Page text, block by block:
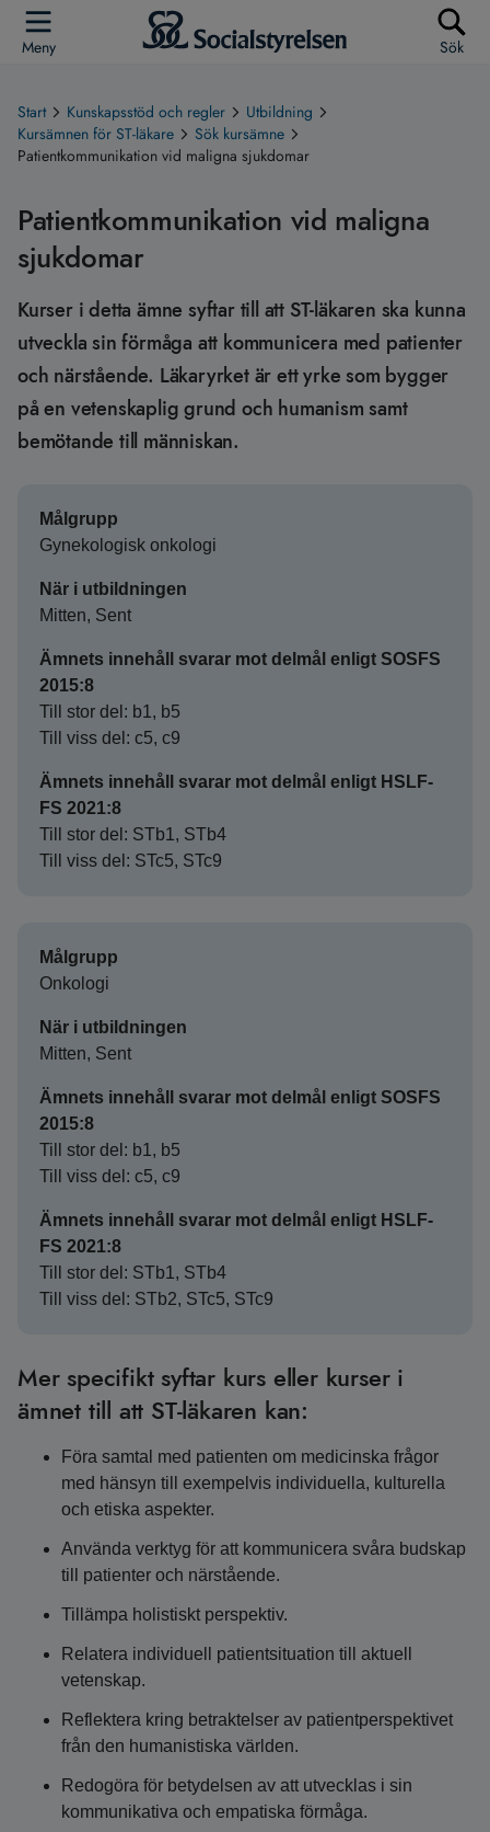
Meny Sök
Start Kunskapsstöd och regler
Utbildning
Kursämnen för ST-läkare
Sök kursämne
Patientkommunikation vid maligna sjukdomar
Patientkommunikation vid maligna
sjukdomar
Kurser i detta ämne syftar till att ST-läkaren ska kunna
utveckla sin förmåga att kommunicera med patienter
och närstående. Läkaryrket är ett yrke som bygger
på en vetenskaplig grund och humanism samt
bemötande till människan.
Målgrupp
Gynekologisk onkologi
När i utbildningen
Mitten, Sent
Ämnets innehåll svarar mot delmål enligt SOSFS
2015:8
Till stor del: b1, b5
Till viss del: c5, c9
Ämnets innehåll svarar mot delmål enligt HSLF-
FS 2021:8
Till stor del: STb1, STb4
Till viss del: STc5, STc9
Målgrupp
Onkologi
När i utbildningen
Mitten, Sent
Ämnets innehåll svarar mot delmål enligt SOSFS
2015:8
Till stor del: b1, b5
Till viss del: c5, c9
Ämnets innehåll svarar mot delmål enligt HSLF-
FS 2021:8
Till stor del: STb1, STb4
Till viss del: STb2, STc5, STc9
Mer specifikt syftar kurs eller kurser i
ämnet till att ST-läkaren kan:
Föra samtal med patienten om medicinska frågor
med hänsyn till exempelvis individuella, kulturella
och etiska aspekter.
Använda verktyg för att kommunicera svåra budskap
till patienter och närstående.
Tillämpa holistiskt perspektiv.
Relatera individuell patientsituation till aktuell
vetenskap.
Reflektera kring betraktelser av patientperspektivet
från den humanistiska världen.
Redogöra för betydelsen av att utvecklas i sin
kommunikativa och empatiska förmåga.